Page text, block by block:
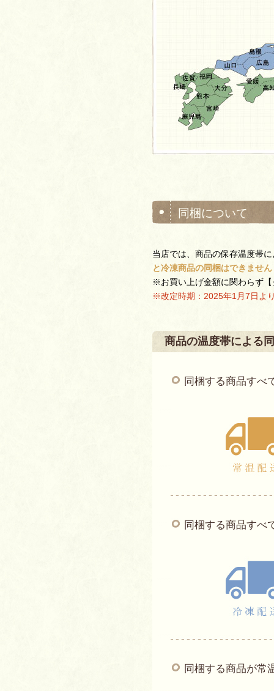
同梱について
当店では、商品の保存温度帯
と冷凍商品の同梱はできませ
※お買い上げ金額に関わらず
※改定時期：2025年1月7日よ
商品の温度帯による
同梱する商品すべ
同梱する商品すべ
同梱する商品が常